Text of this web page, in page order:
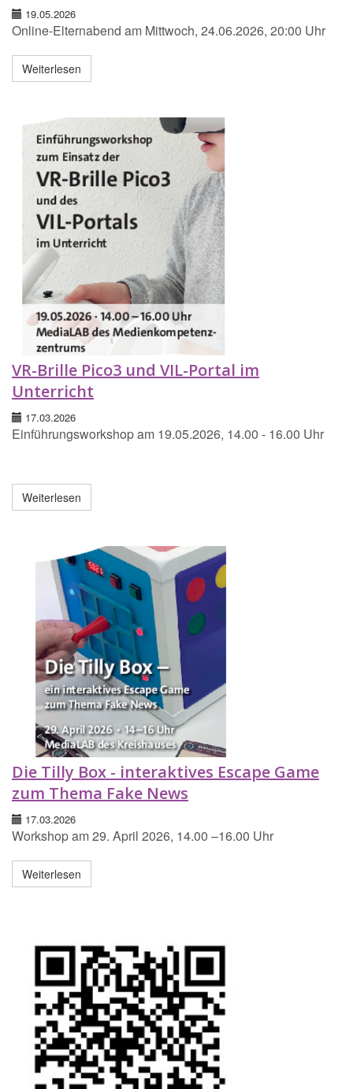
19.05.2026
Online-Elternabend am Mittwoch, 24.06.2026, 20:00 Uhr
Weiterlesen
VR-Brille Pico3 und VIL-Portal im
Unterricht
17.03.2026
Einführungsworkshop am 19.05.2026, 14.00 - 16.00 Uhr
Weiterlesen
Die Tilly Box - interaktives Escape Game
zum Thema Fake News
17.03.2026
Workshop am 29. April 2026, 14.00 –16.00 Uhr
Weiterlesen